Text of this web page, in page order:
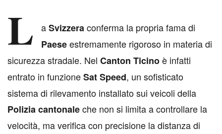
L aSvizzeraconferma la propria fama di
Paeseestremamente rigoroso in materia di
sicurezza stradale. Nel Canton Ticinoè infatti
entrato in funzioneSat Speed, un sofisticato
sistema di rilevamento installato sui veicoli della
Polizia cantonaleche non si limita a controllare la
velocità, ma verifica con precisione la distanza di